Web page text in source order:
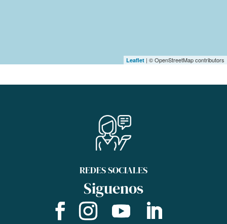
Leaflet | © OpenStreetMap contributors
REDES SOCIALES
Siguenos